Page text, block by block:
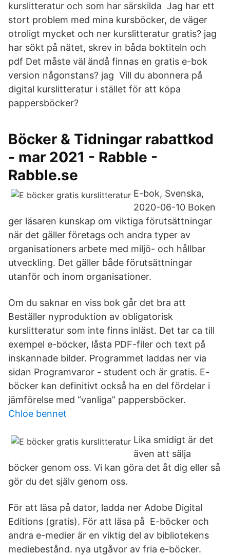
kurslitteratur och som har särskilda Jag har ett
stort problem med mina kursböcker, de väger
otroligt mycket och ner kurslitteratur gratis? jag
har sökt på nätet, skrev in båda boktiteln och
pdf Det måste väl ändå finnas en gratis e-bok
version någonstans? jag Vill du abonnera på
digital kurslitteratur i stället för att köpa
pappersböcker?
Böcker & Tidningar rabattkod
- mar 2021 - Rabble -
Rabble.se
E-bok, Svenska,
2020-06-10 Boken
ger läsaren kunskap om viktiga förutsättningar
när det gäller företags och andra typer av
organisationers arbete med miljö- och hållbar
utveckling. Det gäller både förutsättningar
utanför och inom organisationer.
Om du saknar en viss bok går det bra att
Beställer nyproduktion av obligatorisk
kurslitteratur som inte finns inläst. Det tar ca till
exempel e-böcker, låsta PDF-filer och text på
inskannade bilder. Programmet laddas ner via
sidan Programvaror - student och är gratis. E-
böcker kan definitivt också ha en del fördelar i
jämförelse med “vanliga” pappersböcker.
Chloe bennet
Lika smidigt är det
även att sälja
böcker genom oss. Vi kan göra det åt dig eller så
gör du det själv genom oss.
För att läsa på dator, ladda ner Adobe Digital
Editions (gratis). För att läsa på E-böcker och
andra e-medier är en viktig del av bibliotekens
mediebestånd. nya utgåvor av fria e-böcker.